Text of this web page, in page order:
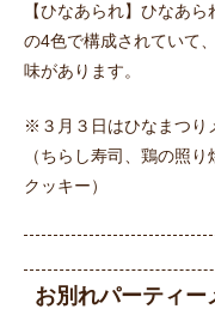
【ひなあられ】ひなあ
の4色で構成されていて
味があります。
※３月３日はひなまつり
（ちらし寿司、鶏の照
クッキー）
お別れパーティー